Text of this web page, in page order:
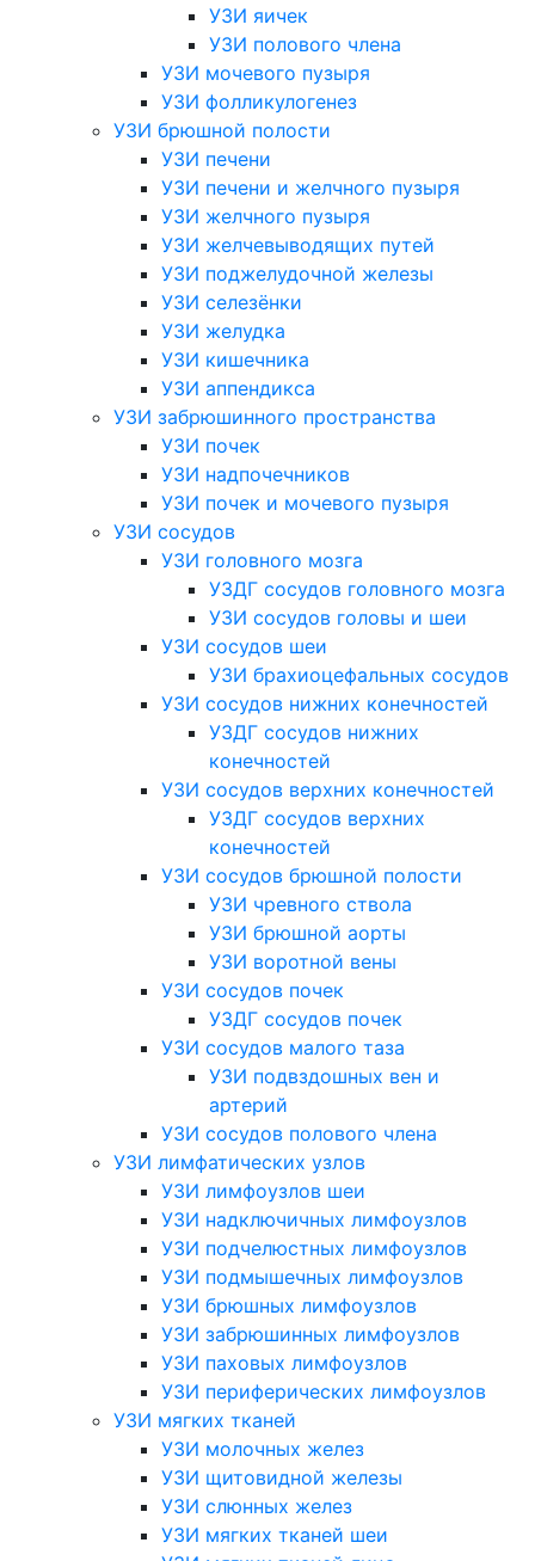
УЗИ яичек
УЗИ полового члена
УЗИ мочевого пузыря
УЗИ фолликулогенез
УЗИ брюшной полости
УЗИ печени
УЗИ печени и желчного пузыря
УЗИ желчного пузыря
УЗИ желчевыводящих путей
УЗИ поджелудочной железы
УЗИ селезёнки
УЗИ желудка
УЗИ кишечника
УЗИ аппендикса
УЗИ забрюшинного пространства
УЗИ почек
УЗИ надпочечников
УЗИ почек и мочевого пузыря
УЗИ сосудов
УЗИ головного мозга
УЗДГ сосудов головного мозга
УЗИ сосудов головы и шеи
УЗИ сосудов шеи
УЗИ брахиоцефальных сосудов
УЗИ сосудов нижних конечностей
УЗДГ сосудов нижних
конечностей
УЗИ сосудов верхних конечностей
УЗДГ сосудов верхних
конечностей
УЗИ сосудов брюшной полости
УЗИ чревного ствола
УЗИ брюшной аорты
УЗИ воротной вены
УЗИ сосудов почек
УЗДГ сосудов почек
УЗИ сосудов малого таза
УЗИ подвздошных вен и
артерий
УЗИ сосудов полового члена
УЗИ лимфатических узлов
УЗИ лимфоузлов шеи
УЗИ надключичных лимфоузлов
УЗИ подчелюстных лимфоузлов
УЗИ подмышечных лимфоузлов
УЗИ брюшных лимфоузлов
УЗИ забрюшинных лимфоузлов
УЗИ паховых лимфоузлов
УЗИ периферических лимфоузлов
УЗИ мягких тканей
УЗИ молочных желез
УЗИ щитовидной железы
УЗИ слюнных желез
УЗИ мягких тканей шеи